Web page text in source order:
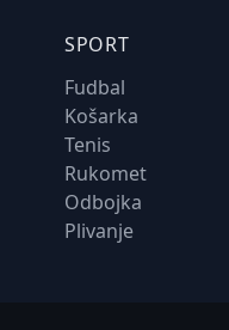
SPORT
Fudbal
Košarka
Tenis
Rukomet
Odbojka
Plivanje